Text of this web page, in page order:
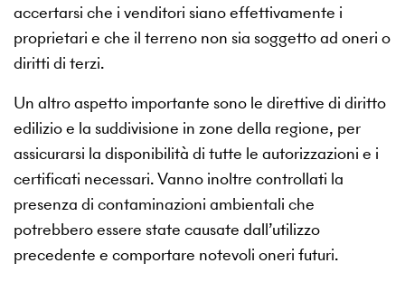
accertarsi che i venditori siano effettivamente i
proprietari e che il terreno non sia soggetto ad oneri o
diritti di terzi.
Un altro aspetto importante sono le direttive di diritto
edilizio e la suddivisione in zone della regione, per
assicurarsi la disponibilità di tutte le autorizzazioni e i
certificati necessari. Vanno inoltre controllati la
presenza di contaminazioni ambientali che
potrebbero essere state causate dall’utilizzo
precedente e comportare notevoli oneri futuri.